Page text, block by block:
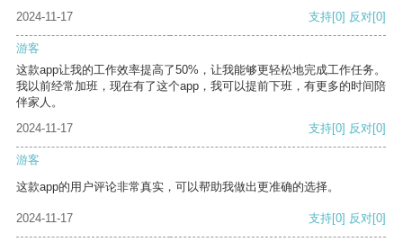
2024-11-17 支持[0] 反对[0]
游客
这款app让我的工作效率提高了50%，让我能够更轻松地完成工作任务。
我以前经常加班，现在有了这个app，我可以提前下班，有更多的时间陪
伴家人。
2024-11-17
支持[0] 反对[0]
游客
这款app的用户评论非常真实，可以帮助我做出更准确的选择。
2024-11-17 支持[0] 反对[0]